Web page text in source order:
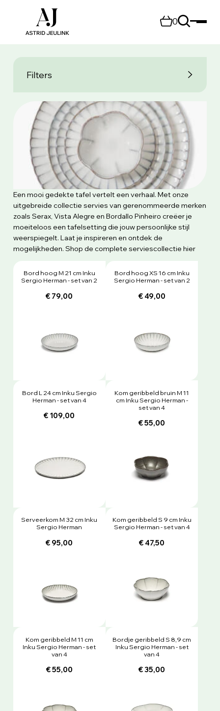
0
Filters
Een mooi gedekte tafel vertelt een verhaal. Met onze
uitgebreide collectie servies van gerenommeerde merken
zoals Serax, Vista Alegre en Bordallo Pinheiro creëer je
moeiteloos een tafelsetting die jouw persoonlijke stijl
weerspiegelt. Laat je inspireren en ontdek de
mogelijkheden. Shop de complete serviescollectie hier
Bord hoog M 21 cm Inku
Sergio Herman - set van 2
€ 79,00
Bord hoog XS 16 cm Inku
Sergio Herman - set van 2
€ 49,00
Bord L 24 cm Inku Sergio
Herman - set van 4
€ 109,00
Kom geribbeld bruin M 11
cm Inku Sergio Herman -
set van 4
€ 55,00
Serveerkom M 32 cm Inku
Sergio Herman
€ 95,00
Kom geribbeld S 9 cm Inku
Sergio Herman - set van 4
€ 47,50
Kom geribbeld M 11 cm
Inku Sergio Herman - set
van 4
€ 55,00
Bordje geribbeld S 8,9 cm
Inku Sergio Herman - set
van 4
€ 35,00